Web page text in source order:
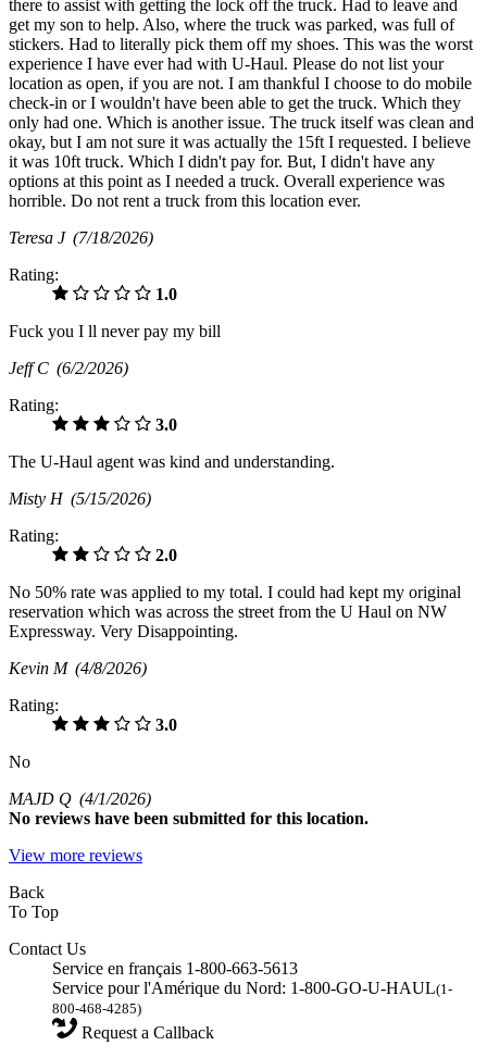
there to assist with getting the lock off the truck. Had to leave and
get my son to help. Also, where the truck was parked, was full of
stickers. Had to literally pick them off my shoes. This was the worst
experience I have ever had with U-Haul. Please do not list your
location as open, if you are not. I am thankful I choose to do mobile
check-in or I wouldn't have been able to get the truck. Which they
only had one. Which is another issue. The truck itself was clean and
okay, but I am not sure it was actually the 15ft I requested. I believe
it was 10ft truck. Which I didn't pay for. But, I didn't have any
options at this point as I needed a truck. Overall experience was
horrible. Do not rent a truck from this location ever.
Teresa J (7/18/2026)
Rating:
1.0
Fuck you I ll never pay my bill
Jeff C (6/2/2026)
Rating:
3.0
The U-Haul agent was kind and understanding.
Misty H (5/15/2026)
Rating:
2.0
No 50% rate was applied to my total. I could had kept my original
reservation which was across the street from the U Haul on NW
Expressway. Very Disappointing.
Kevin M (4/8/2026)
Rating:
3.0
No
MAJD Q (4/1/2026)
No reviews have been submitted for this location.
View more reviews
Back
To Top
Contact Us
Service en français 1-800-663-5613
Service pour l'Amérique du Nord: 1-800-GO-U-HAUL(1-
800-468-4285)
Request a Callback